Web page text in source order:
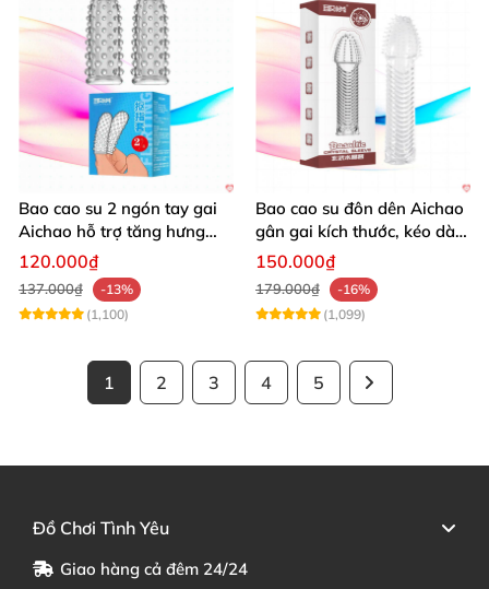
Bao cao su 2 ngón tay gai
Aichao hỗ trợ tăng hưng
phấn quan hệ
120.000₫
137.000₫
-13%
(1,100)
Bao cao su đôn dên Aichao
gân gai kích thước, kéo dài,
thăng hoa
150.000₫
179.000₫
-16%
(1,099)
1 2 3 4 5
Đồ Chơi Tình Yêu
Giao hàng cả đêm 24/24